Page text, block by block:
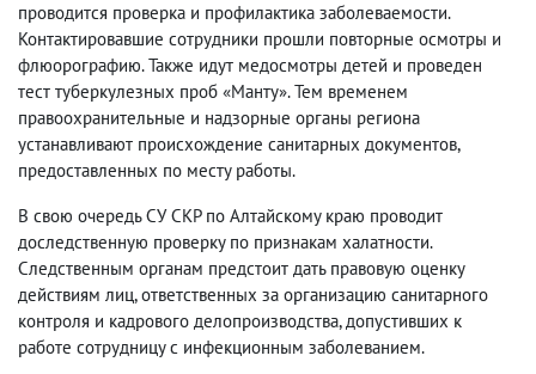
проводится проверка и профилактика заболеваемости.
Контактировавшие сотрудники прошли повторные осмотры и
флюорографию. Также идут медосмотры детей и проведен
тест туберкулезных проб «Манту». Тем временем
правоохранительные и надзорные органы региона
устанавливают происхождение санитарных документов,
предоставленных по месту работы.
В свою очередь СУ СКР по Алтайскому краю проводит
доследственную проверку по признакам халатности.
Следственным органам предстоит дать правовую оценку
действиям лиц, ответственных за организацию санитарного
контроля и кадрового делопроизводства, допустивших к
работе сотрудницу с инфекционным заболеванием.